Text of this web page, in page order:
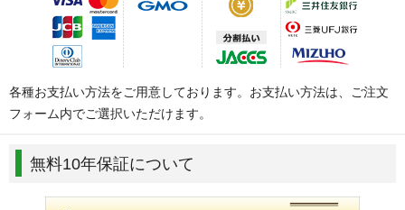
各種お支払い方法をご用意しております。お支払い方法は、ご注文
フォーム内でご選択いただけます。
無料10年保証について